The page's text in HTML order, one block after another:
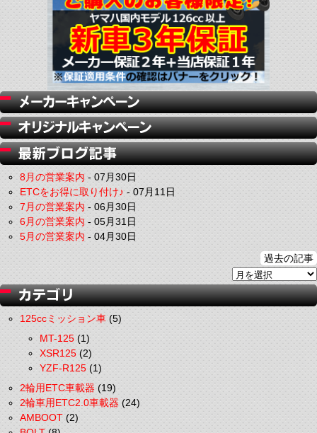
8月の営業案内-07月30日
ETCをお得に取り付け♪-07月11日
7月の営業案内-06月30日
6月の営業案内-05月31日
5月の営業案内-04月30日
過去の記事
125ccミッション車(5)
MT-125(1)
XSR125(2)
YZF-R125(1)
2輪用ETC車載器(19)
2輪車用ETC2.0車載器(24)
AMBOOT(2)